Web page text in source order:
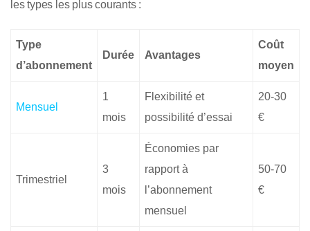
les types les plus courants :
Type
d’abonnement
Durée Avantages
Coût
moyen
Mensuel
1
mois
Flexibilité et
possibilité d’essai
20-30
€
Trimestriel
3
mois
Économies par
rapport à
l’abonnement
mensuel
50-70
€